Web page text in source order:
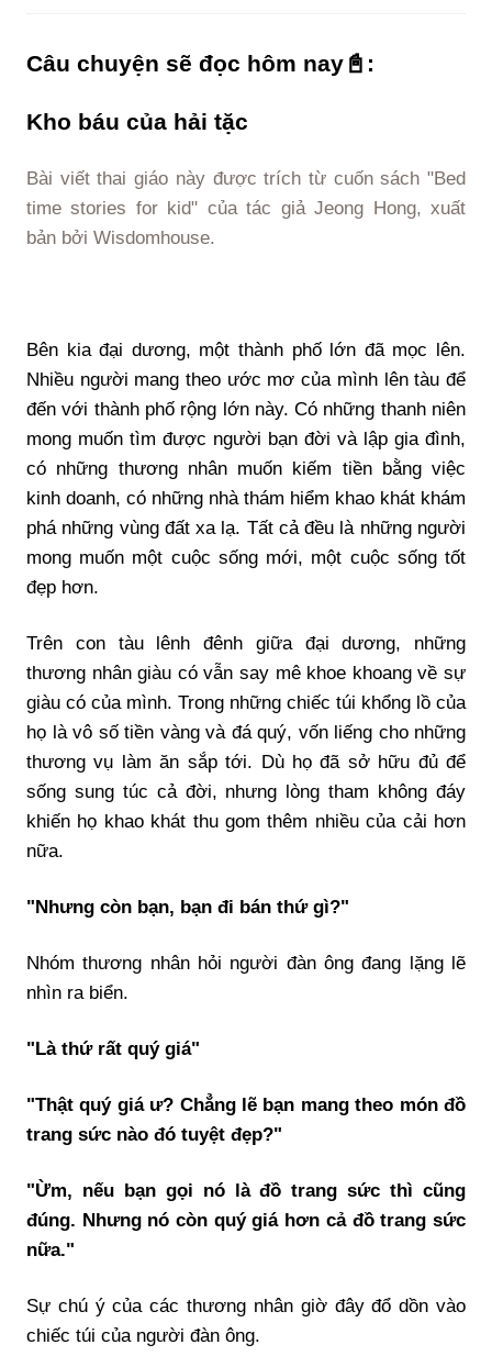
Câu chuyện sẽ đọc hôm nay📓:
Kho báu của hải tặc
Bài viết thai giáo này được trích từ cuốn sách "Bed
time stories for kid" của tác giả Jeong Hong, xuất
bản bởi Wisdomhouse.
Bên kia đại dương, một thành phố lớn đã mọc lên.
Nhiều người mang theo ước mơ của mình lên tàu để
đến với thành phố rộng lớn này. Có những thanh niên
mong muốn tìm được người bạn đời và lập gia đình,
có những thương nhân muốn kiếm tiền bằng việc
kinh doanh, có những nhà thám hiểm khao khát khám
phá những vùng đất xa lạ. Tất cả đều là những người
mong muốn một cuộc sống mới, một cuộc sống tốt
đẹp hơn.
Trên con tàu lênh đênh giữa đại dương, những
thương nhân giàu có vẫn say mê khoe khoang về sự
giàu có của mình. Trong những chiếc túi khổng lồ của
họ là vô số tiền vàng và đá quý, vốn liếng cho những
thương vụ làm ăn sắp tới. Dù họ đã sở hữu đủ để
sống sung túc cả đời, nhưng lòng tham không đáy
khiến họ khao khát thu gom thêm nhiều của cải hơn
nữa.
"Nhưng còn bạn, bạn đi bán thứ gì?"
Nhóm thương nhân hỏi người đàn ông đang lặng lẽ
nhìn ra biển.
"Là thứ rất quý giá"
"Thật quý giá ư? Chẳng lẽ bạn mang theo món đồ
trang sức nào đó tuyệt đẹp?"
"Ừm, nếu bạn gọi nó là đồ trang sức thì cũng
đúng. Nhưng nó còn quý giá hơn cả đồ trang sức
nữa."
Sự chú ý của các thương nhân giờ đây đổ dồn vào
chiếc túi của người đàn ông.